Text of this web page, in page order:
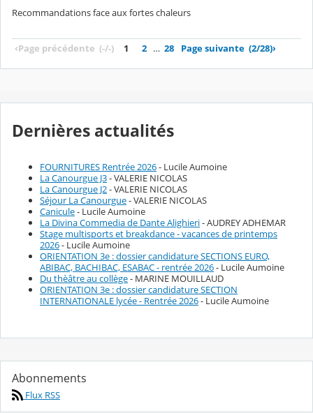
Recommandations face aux fortes chaleurs
‹Page précédente (-/-) 1 2 … 28 Page suivante (2/28)›
Dernières actualités
FOURNITURES Rentrée 2026- Lucile Aumoine
La Canourgue J3- VALERIE NICOLAS
La Canourgue J2- VALERIE NICOLAS
Séjour La Canourgue- VALERIE NICOLAS
Canicule- Lucile Aumoine
La Divina Commedia de Dante Alighieri- AUDREY ADHEMAR
Stage multisports et breakdance - vacances de printemps
2026- Lucile Aumoine
ORIENTATION 3e : dossier candidature SECTIONS EURO,
ABIBAC, BACHIBAC, ESABAC - rentrée 2026- Lucile Aumoine
Du thèâtre au collège- MARINE MOUILLAUD
ORIENTATION 3e : dossier candidature SECTION
INTERNATIONALE lycée - Rentrée 2026- Lucile Aumoine
Abonnements
Flux RSS